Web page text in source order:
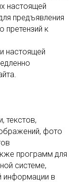
настоящей
предъявления
претензий к
настоящей
текстов,
фото
программ для
системе,
информации в